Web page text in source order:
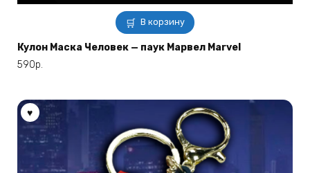
В корзину
Кулон Маска Человек — паук Марвел Marvel
590р.